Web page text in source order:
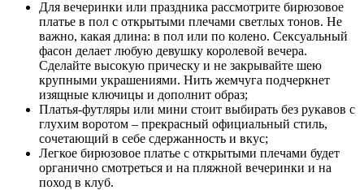
Для вечеринки или праздника рассмотрите бирюзовое
платье в пол с открытыми плечами светлых тонов. Не
важно, какая длина: в пол или по колено. Сексуальный
фасон делает любую девушку королевой вечера.
Сделайте высокую прическу и не закрывайте шею
крупными украшениями. Нить жемчуга подчеркнет
изящные ключицы и дополнит образ;
Платья-футляры или мини стоит выбирать без рукавов с
глухим воротом – прекрасный официальный стиль,
сочетающий в себе сдержанность и вкус;
Легкое бирюзовое платье с открытыми плечами будет
органично смотреться и на пляжной вечеринки и на
поход в клуб.